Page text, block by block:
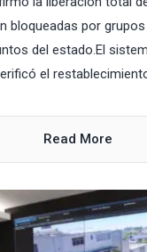
bloqueadas por
del estado.El
el
Read More